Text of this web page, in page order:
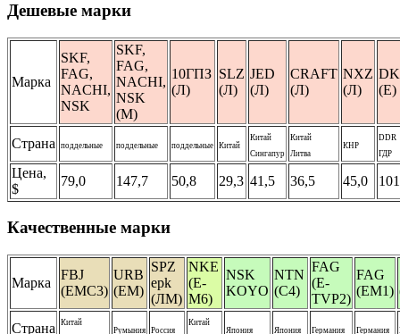
Дешевые марки
Марка
SKF,
FAG,
NACHI,
NSK
SKF,
FAG,
NACHI,
NSK
(М)
10ГПЗ
(Л)
SLZ
(Л)
JED
(Л)
CRAFT
(Л)
NXZ
(Л)
(E)
Страна поддельные поддельные поддельные Китай
Китай
Сингапур
Китай
Литва
КНР
DDR
ГДР
Цена,
$
79,0 147,7 50,8 29,3 41,5 36,5 45,0
Качественные марки
Марка
FBJ
(EMC3)
URB
(EM)
SPZ
epk
(ЛМ)
NKE
(E-
M6)
NSK
KOYO
NTN
(C4)
FAG
(E-
TVP2)
FAG
(EM1)
Страна
Китай
Румыния Россия
Китай
Япония Япония Германия Германия